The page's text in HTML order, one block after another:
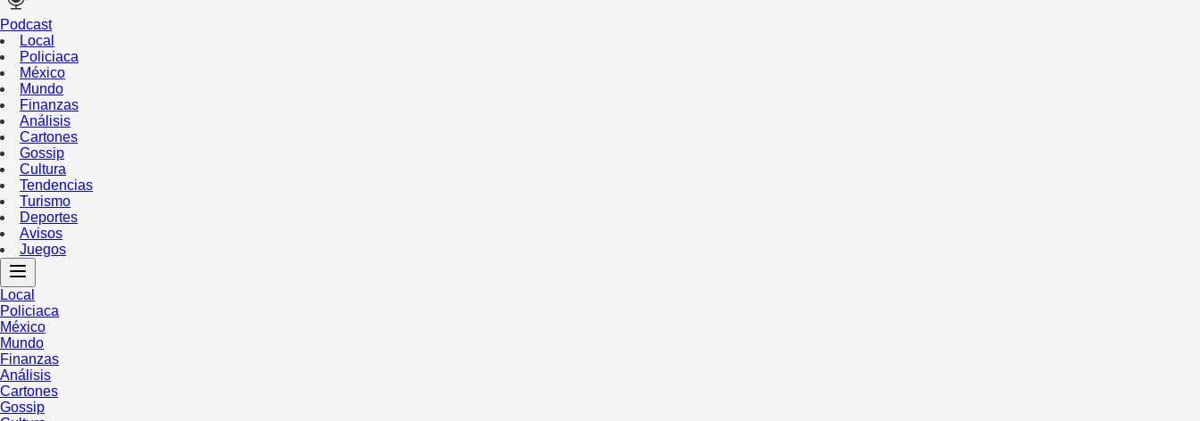
Podcast
Local
Policiaca
México
Mundo
Finanzas
Análisis
Cartones
Gossip
Cultura
Tendencias
Turismo
Deportes
Avisos
Juegos
Local
Policiaca
México
Mundo
Finanzas
Análisis
Cartones
Gossip